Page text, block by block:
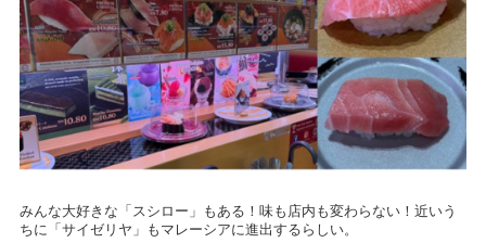
みんな大好きな「スシロー」もある！味も店内も変わらない！近いう
ちに「サイゼリヤ」もマレーシアに進出するらしい。